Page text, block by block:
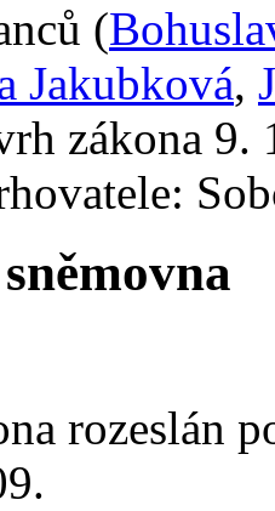
(
Jakubková,
zákona 9.
rozeslán